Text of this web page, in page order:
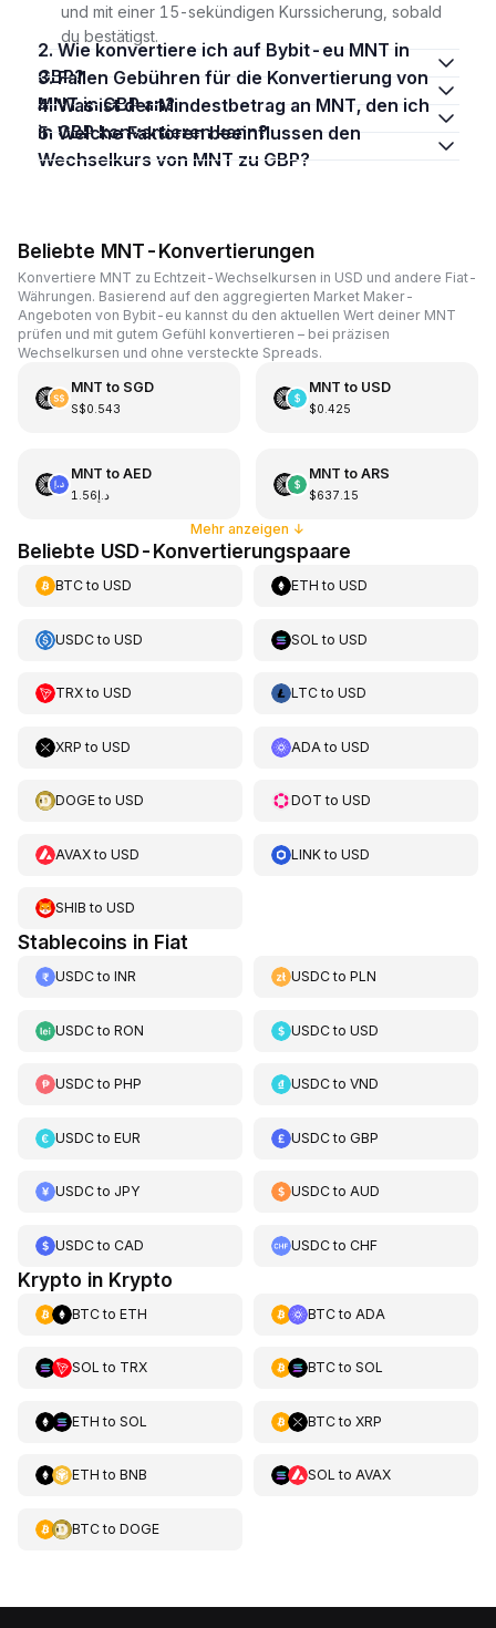
und mit einer 15-sekündigen Kurssicherung, sobald
du bestätigst.
2. Wie konvertiere ich auf Bybit-eu MNT in
GBP?
3. Fallen Gebühren für die Konvertierung von
MNT in GBP an?
4. Was ist der Mindestbetrag an MNT, den ich
in GBP konvertieren kann?
5. Welche Faktoren beeinflussen den
Wechselkurs von MNT zu GBP?
Beliebte MNT-Konvertierungen
Konvertiere MNT zu Echtzeit-Wechselkursen in USD und andere Fiat-
Währungen. Basierend auf den aggregierten Market Maker-
Angeboten von Bybit-eu kannst du den aktuellen Wert deiner MNT
prüfen und mit gutem Gefühl konvertieren – bei präzisen
Wechselkursen und ohne versteckte Spreads.
MNT to SGD
S$0.543
MNT to USD
$0.425
MNT to AED
د.إ1.56
MNT to ARS
$637.15
Mehr anzeigen ↓
Beliebte USD-Konvertierungspaare
BTCto USD ETH toUSD
USDCto USD SOL toUSD
TRXto USD LTCtoUSD
XRP to USD ADA toUSD
DOGEto USD DOT toUSD
AVAXto USD LINKtoUSD
SHIB to USD
Stablecoins in Fiat
USDCto INR USDCtoPLN
USDCto RON USDCtoUSD
USDCto PHP USDCtoVND
USDCto EUR USDCtoGBP
USDCto JPY USDCtoAUD
USDCto CAD USDCtoCHF
Krypto in Krypto
BTCto ETH BTCto ADA
SOL to TRX BTCto SOL
ETH to SOL BTCto XRP
ETH to BNB SOL to AVAX
BTCto DOGE